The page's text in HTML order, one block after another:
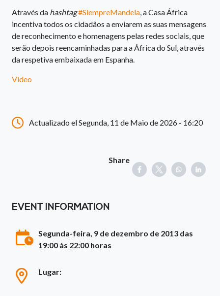
Através da hashtag#SiempreMandela, a Casa África
incentiva todos os cidadãos a enviarem as suas mensagens
de reconhecimento e homenagens pelas redes sociais, que
serão depois reencaminhadas para a África do Sul, através
da respetiva embaixada em Espanha.
Video
Actualizado el Segunda, 11 de Maio de 2026 - 16:20
Share
EVENT INFORMATION
Segunda-feira, 9 de dezembro de 2013 das
19:00 às 22:00 horas
Lugar: